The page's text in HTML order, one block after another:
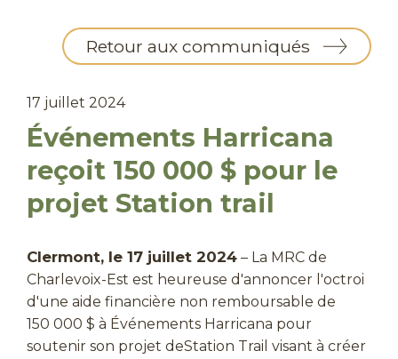
Retour aux communiqués
17 juillet 2024
Événements Harricana
reçoit 150 000 $ pour le
projet Station trail
Clermont, le 17 juillet 2024 – La MRC de
Charlevoix-Est est heureuse d'annoncer l'octroi
d'une aide financière non remboursable de
150 000 $ à Événements Harricana pour
soutenir son projet deStation Trail visant à créer